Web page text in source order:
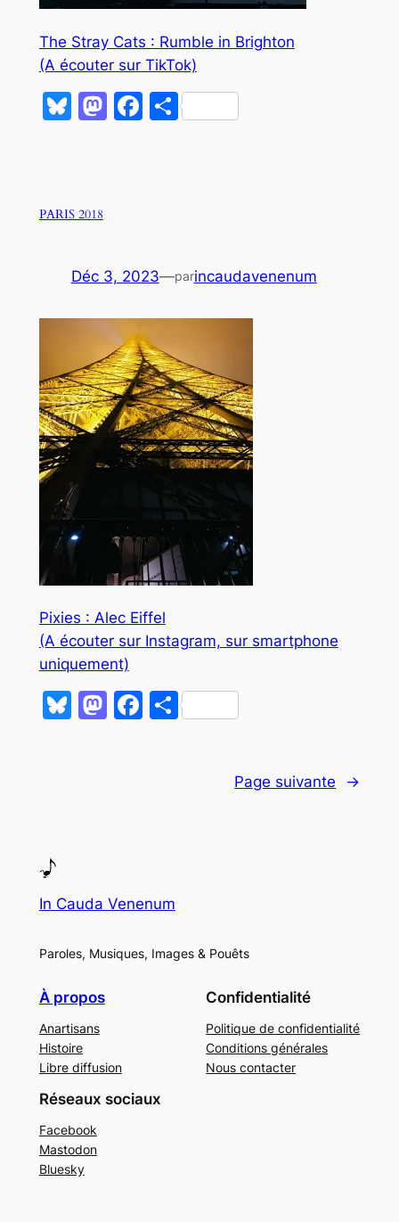
The Stray Cats : Rumble in Brighton
(A écouter sur TikTok)
Bluesky
Mastodon
Facebook
Partager
PARIS 2018
Déc 3, 2023—parincaudavenenum
Pixies : Alec Eiffel
(A écouter sur Instagram, sur smartphone
uniquement)
Bluesky
Mastodon
Facebook
Partager
Page suivante →
In Cauda Venenum
Paroles, Musiques, Images & Pouêts
À propos
Anartisans
Histoire
Libre diffusion
Confidentialité
Politique de confidentialité
Conditions générales
Nous contacter
Réseaux sociaux
Facebook
Mastodon
Bluesky